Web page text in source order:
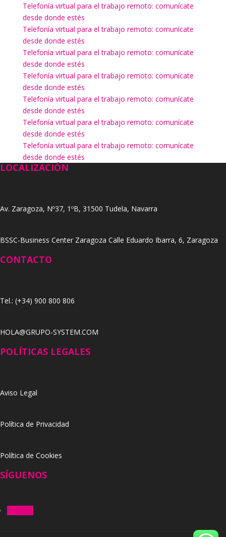
Telefonía virtual para el trabajo remoto: comunícate
desde donde estés
Telefonía virtual para el trabajo remoto: comunícate
desde donde estés
Telefonía virtual para el trabajo remoto: comunícate
desde donde estés
Telefonía virtual para el trabajo remoto: comunícate
desde donde estés
Telefonía virtual para el trabajo remoto: comunícate
desde donde estés
Telefonía virtual para el trabajo remoto: comunícate
desde donde estés
Telefonía virtual para el trabajo remoto: comunícate
desde donde estés
LOCALIZACIÓN
Av. Zaragoza, Nº37, 1ºB, 31500 Tudela, Navarra
BSSC-Business Center Zaragoza Calle Eduardo Ibarra, 6, Zaragoza
CONTACTO
Tel.: (+34) 900 800 806
HOLA@GRUPO-SYSTEM.COM
POLÍTICAS LEGALES
Aviso Legal
Política de Privacidad
Política de Cookies
SÍGUENOS